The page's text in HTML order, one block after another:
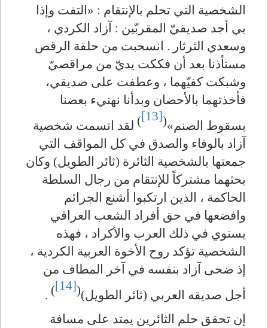
الشخصية التي تحلم بالإنتقام : » التفت وإذا
بي أجد صديقيّ المقربّين : آزاد الكردي ،
وسعدي الثرثار . انسحبت من حلقة الرقص
مستأذنا بعد أن فككت يديّ من مراقصيّ
وشبكت كفيّهما ، وعطفت على صديقي،
فأخذتهما بالأحضان وبدأنا نهنيء بعضنا
بسقوط الصنم»(
[13]
) لقد اتسمت شخصية
آزاد بالوفاء والصدق في كل المواقف التي
جمعتها بالشخصية الثائرة (ثائر الطويل) وكان
بحثهما مشتركاً للإنتقام من رجال السلطة
الحاكمة ، الذين ارتكبوا أشنع الجرائم
وافضعها في حق أفراد الشعب العراقي
يستوي في ذلك العرب والأكراد ، فهذه
الشخصية تؤكد روح الأخوة العربية الكردية ،
إذ ضحى آزاد بنفسه في آخر المطاف من
أجل صديقه العربي (ثائر الطويل)(
[14]
)
.
إن تحقق حلم الثائرين يمتد على مسافة